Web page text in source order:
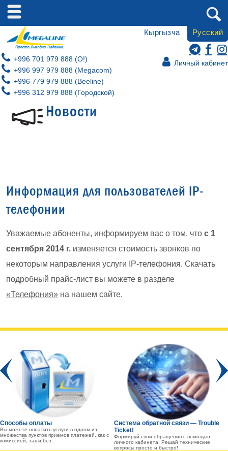
Личный кабинет
+996 701 979 888 (O!)
+996 997 979 888 (Megacom)
+996 779 979 888 (Beeline)
+996 312 979 888 (Городской)
Кыргызча Русский
Новости
Информация для пользователей IP-
телефонии
Уважаемые абоненты, информируем вас о том, что с 1
сентября 2014 г. изменяется стоимость звонков по
некоторым направления услуги IP-телефония. Скачать
подробный прайс-лист вы можете в разделе
«Телефония» на нашем сайте.
Способы оплаты
Вы можете оплатить услуги в одном из
множества пунктов приемов платежей, как с
комиссией, так и без.
Система обратной связи — Trouble
Ticket!
Формируй свои обращения с помощью
личного кабинета! Решай технические
вопросы просто и быстро!